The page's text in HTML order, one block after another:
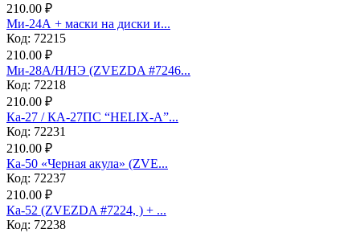
210.00 ₽
Ми-24А + маски на диски и...
Код: 72215
210.00 ₽
Ми-28А/Н/НЭ (ZVEZDA #7246...
Код: 72218
210.00 ₽
Ка-27 / КА-27ПС “HELIX-A”...
Код: 72231
210.00 ₽
Ка-50 «Черная акула» (ZVE...
Код: 72237
210.00 ₽
Ка-52 (ZVEZDA #7224, ) + ...
Код: 72238